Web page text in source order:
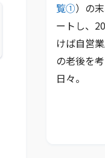
覧①）の
ートし、
けば自営
の老後を
日々。